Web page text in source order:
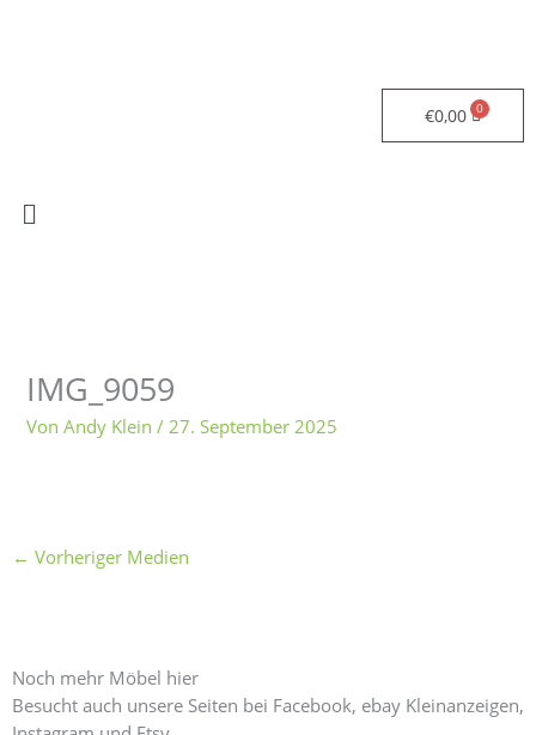
€0,00
Menü
IMG_9059
VonAndy Klein/27. September 2025
← Vorheriger Medien
Noch mehr Möbel hier
Besucht auch unsere Seiten bei Facebook, ebay Kleinanzeigen,